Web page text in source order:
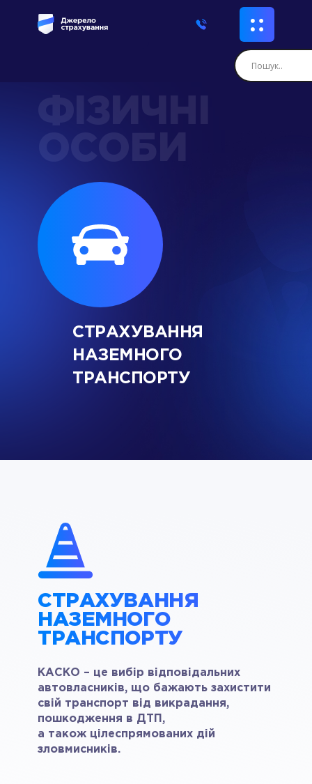
СТРАХУВАННЯ
НАЗЕМНОГО
ТРАНСПОРТУ
СТРАХУВАННЯ
НАЗЕМНОГО
ТРАНСПОРТУ
КАСКО – це вибір відповідальних
автовласників, що бажають захистити
свій транспорт від викрадання,
пошкодження в ДТП,
а також цілеспрямованих дій
зловмисників.